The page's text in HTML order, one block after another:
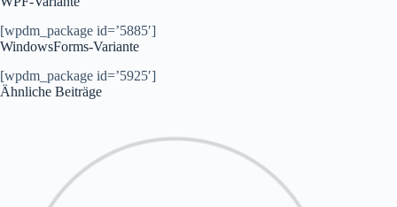
[wpdm_package id=’5885′]
WindowsForms-Variante
[wpdm_package id=’5925′]
Ähnliche Beiträge